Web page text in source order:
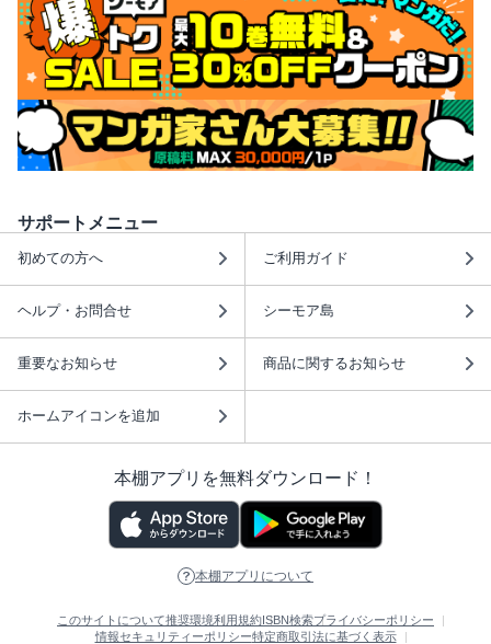
サポートメニュー
初めての方へ ご利用ガイド
ヘルプ・お問合せ シーモア島
重要なお知らせ 商品に関するお知らせ
ホームアイコンを追加
本棚アプリを無料ダウンロード！
本棚アプリについて
このサイトについて推奨環境利用規約 ISBN検索プライバシーポリシー
情報セキュリティーポリシー特定商取引法に基づく表示